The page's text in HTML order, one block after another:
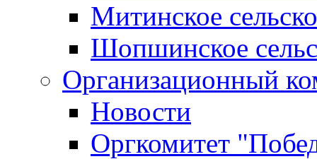
Митинское
Шопшинское
Организационный
Новости
Оргкомитет